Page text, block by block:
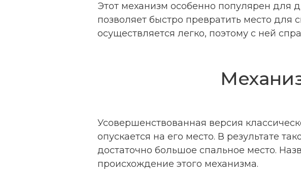
Этот механизм особенно популярен для
позволяет быстро превратить место
осуществляется легко, поэтому с ней
Усовершенствованная версия
опускается на его место. В результате
достаточно большое спальное место.
происхождение этого механизма.